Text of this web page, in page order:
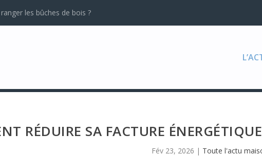
les bûches de bois ?
RÉDUIRE SA FACTURE
Fév 23, 2026 | Toute l'actu